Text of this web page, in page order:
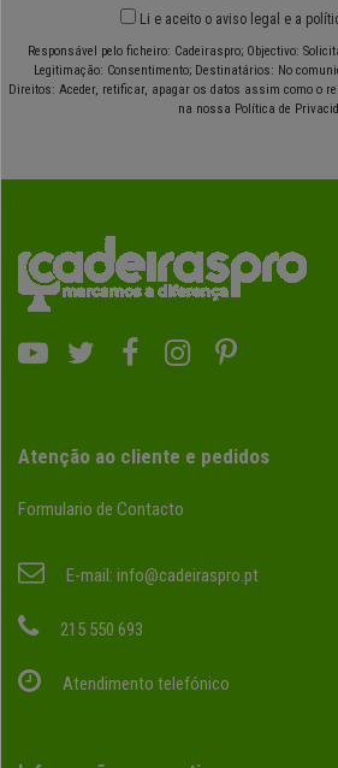
Li e aceito o aviso legal e a
Responsável pelo ficheiro: Cadeiraspro; Objectivo:
Legitimação: Consentimento; Destinatários: No
Direitos: Aceder, retificar, apagar os datos assim como o
na nossa Política de
Atenção ao cliente e pedidos
Formulario de Contacto
E-mail: info@cadeiraspro.pt
215 550 693
Atendimento telefónico